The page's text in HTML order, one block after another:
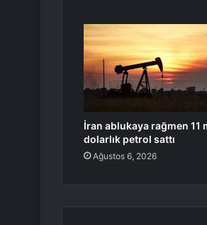
İran ablukaya rağmen 11
dolarlık petrol sattı
Ağustos 6, 2026